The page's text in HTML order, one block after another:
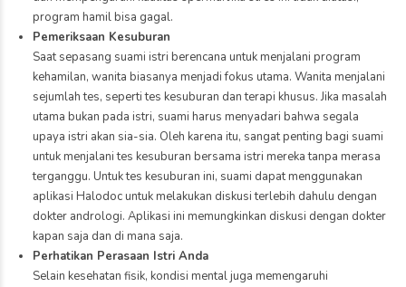
program hamil bisa gagal.
Pemeriksaan Kesuburan
Saat sepasang suami istri berencana untuk menjalani program
kehamilan, wanita biasanya menjadi fokus utama. Wanita menjalani
sejumlah tes, seperti tes kesuburan dan terapi khusus. Jika masalah
utama bukan pada istri, suami harus menyadari bahwa segala
upaya istri akan sia-sia. Oleh karena itu, sangat penting bagi suami
untuk menjalani tes kesuburan bersama istri mereka tanpa merasa
terganggu. Untuk tes kesuburan ini, suami dapat menggunakan
aplikasi Halodoc untuk melakukan diskusi terlebih dahulu dengan
dokter andrologi. Aplikasi ini memungkinkan diskusi dengan dokter
kapan saja dan di mana saja.
Perhatikan Perasaan Istri Anda
Selain kesehatan fisik, kondisi mental juga memengaruhi